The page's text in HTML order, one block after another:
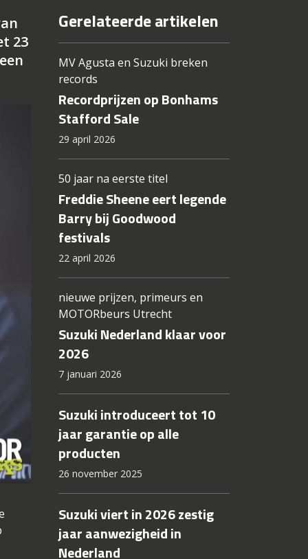
23
Gerelateerde artikelen
MV Agusta en Suzuki breken
records
Recordprijzen op Bonhams
Stafford Sale
29 april 2026
50 jaar na eerste titel
Freddie Sheene eert legende
Barry bij Goodwood
festivals
22 april 2026
nieuwe prijzen, primeurs en
MOTORbeurs Utrecht
Suzuki Nederland klaar voor
2026
7 januari 2026
Suzuki introduceert tot 10
jaar garantie op alle
producten
26 november 2025
Suzuki viert in 2026 zestig
jaar aanwezigheid in
Nederland